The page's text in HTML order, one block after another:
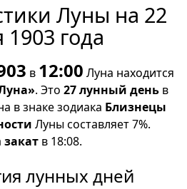
Луны на 22
года
в 12:00 Луна находится
. Это 27 лунный день в
в знаке зодиака Близнецы
Луны составляет 7%.
закат в 18:08.
лунных дней